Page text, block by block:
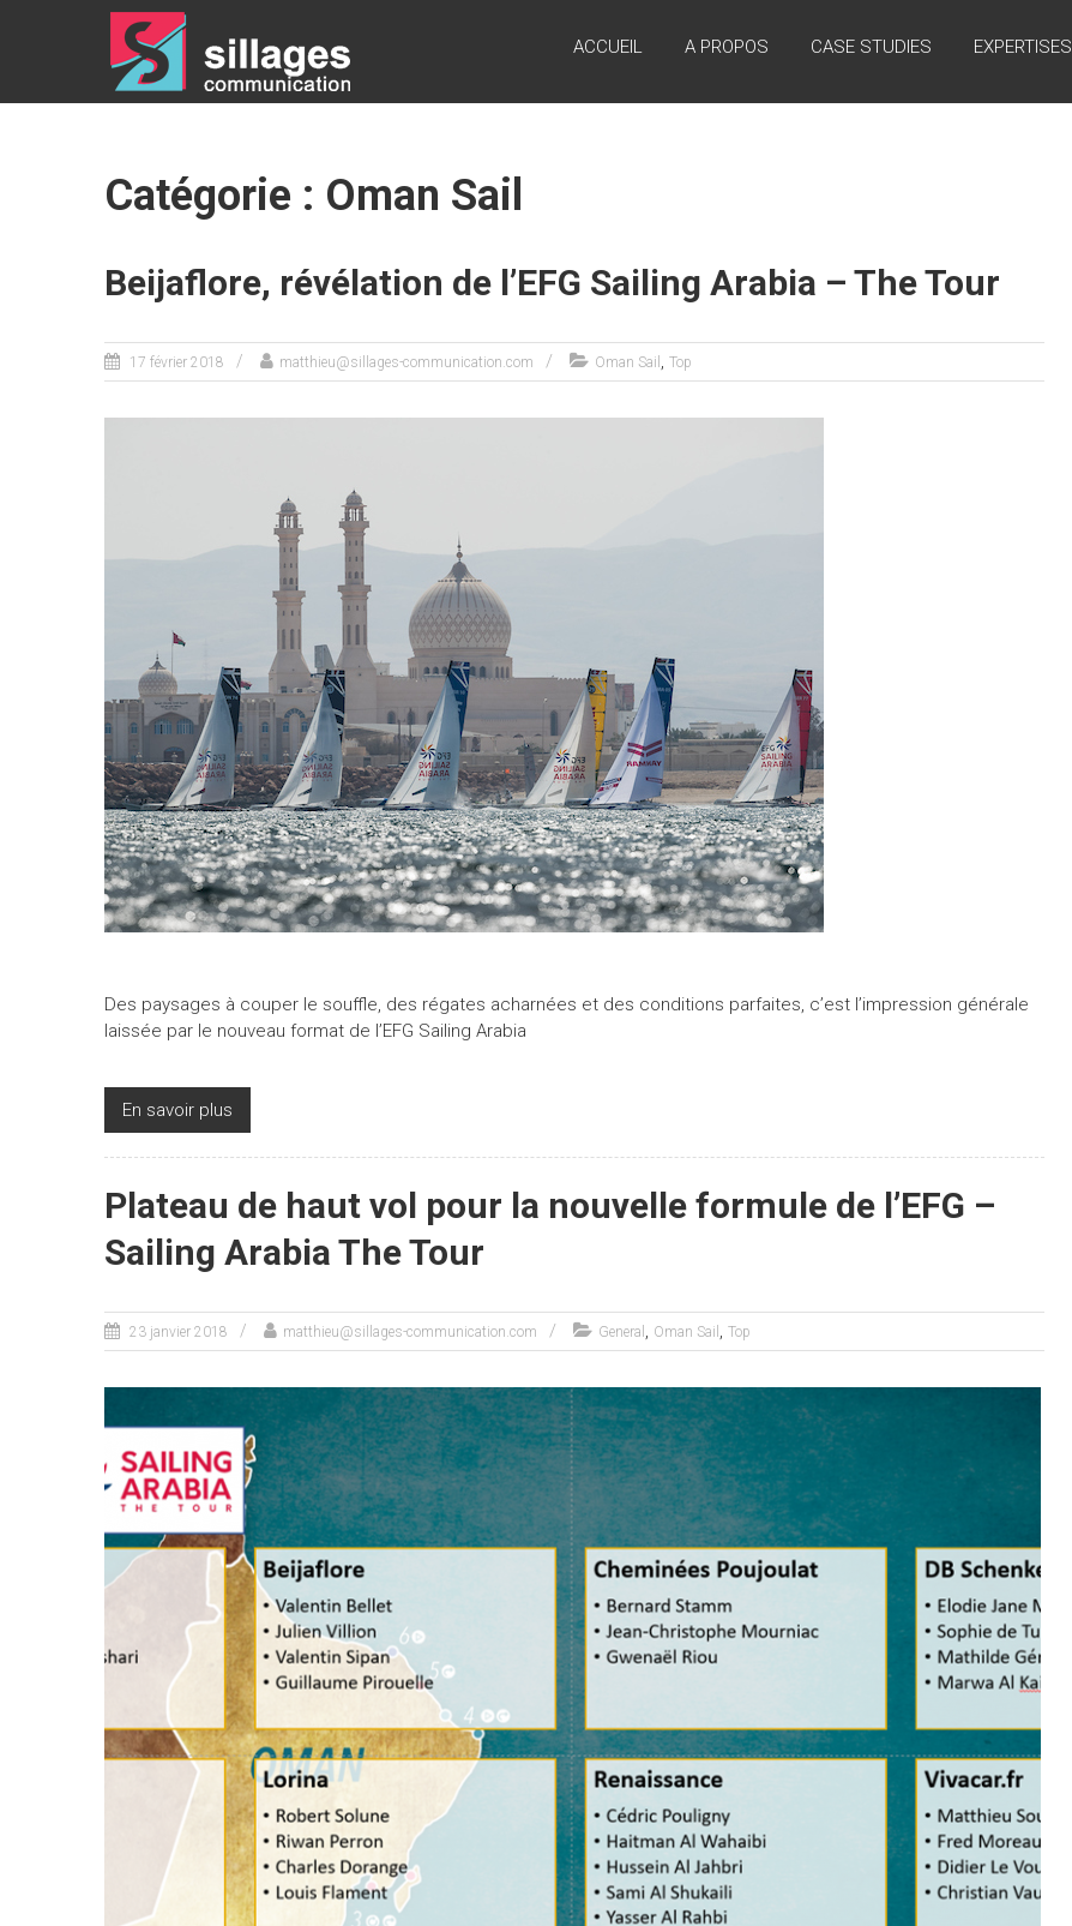
SILLAGES
COMMUNICATION
Presse – Digital
– Stratégie –
ACCUEIL A PROPOS CASE STUDIES EXPERTISES
Catégorie : Oman Sail
Beijaflore, révélation de l’EFG Sailing Arabia – The Tour
17 février 2018 matthieu@sillages-communication.com Oman Sail , Top
Des paysages à couper le souffle, des régates acharnées et des conditions parfaites, c’est l’impression générale
laissée par le nouveau format de l’EFG Sailing Arabia
En savoir plus
Plateau de haut vol pour la nouvelle formule de l’EFG –
Sailing Arabia The Tour
23 janvier 2018 matthieu@sillages-communication.com General , Oman Sail , Top